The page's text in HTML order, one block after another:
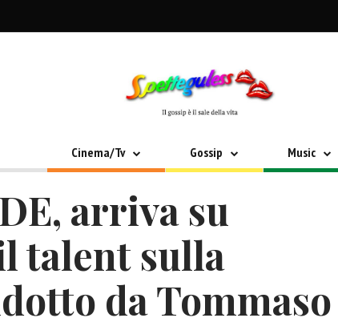
Cinema/Tv Gossip Music
arriva su
talent sulla
da Tommaso